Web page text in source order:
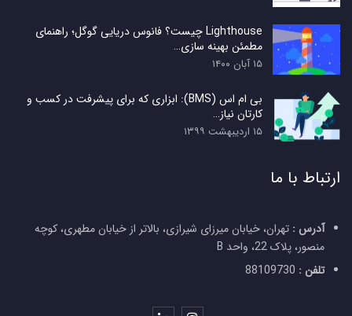
Lighthouse چیست؟ فانوس دریایی گوگل؛ راهنمای
مطمئن بهینه سازی…
۱۵ آبان ۱۴۰۰
بی ام اس (BMS): ابزاری که برای پیشرفت در کسب و
کارتان نیاز…
۱۵ اردیبهشت ۱۳۹۹
ارتباط با ما
آدرس : تهران، خیابان میرزای شیرازی، بالاتر از خیابان مطهری، کوچه
منصور، پلاک 22، واحد B
تلفن :